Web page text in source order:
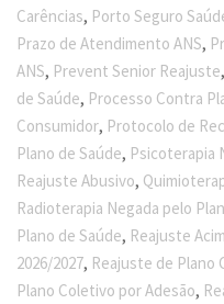
Carências, Porto Seguro
Prazo de Atendimento ANS,
ANS, Prevent Senior Reajuste,
de Saúde, Processo Contra
Consumidor, Protocolo de
Plano de Saúde, Psicoterapia
Reajuste Abusivo,
Radioterapia Negada pelo
Plano de Saúde, Reajuste
2026/2027, Reajuste de Plano
Plano Coletivo por Adesão,